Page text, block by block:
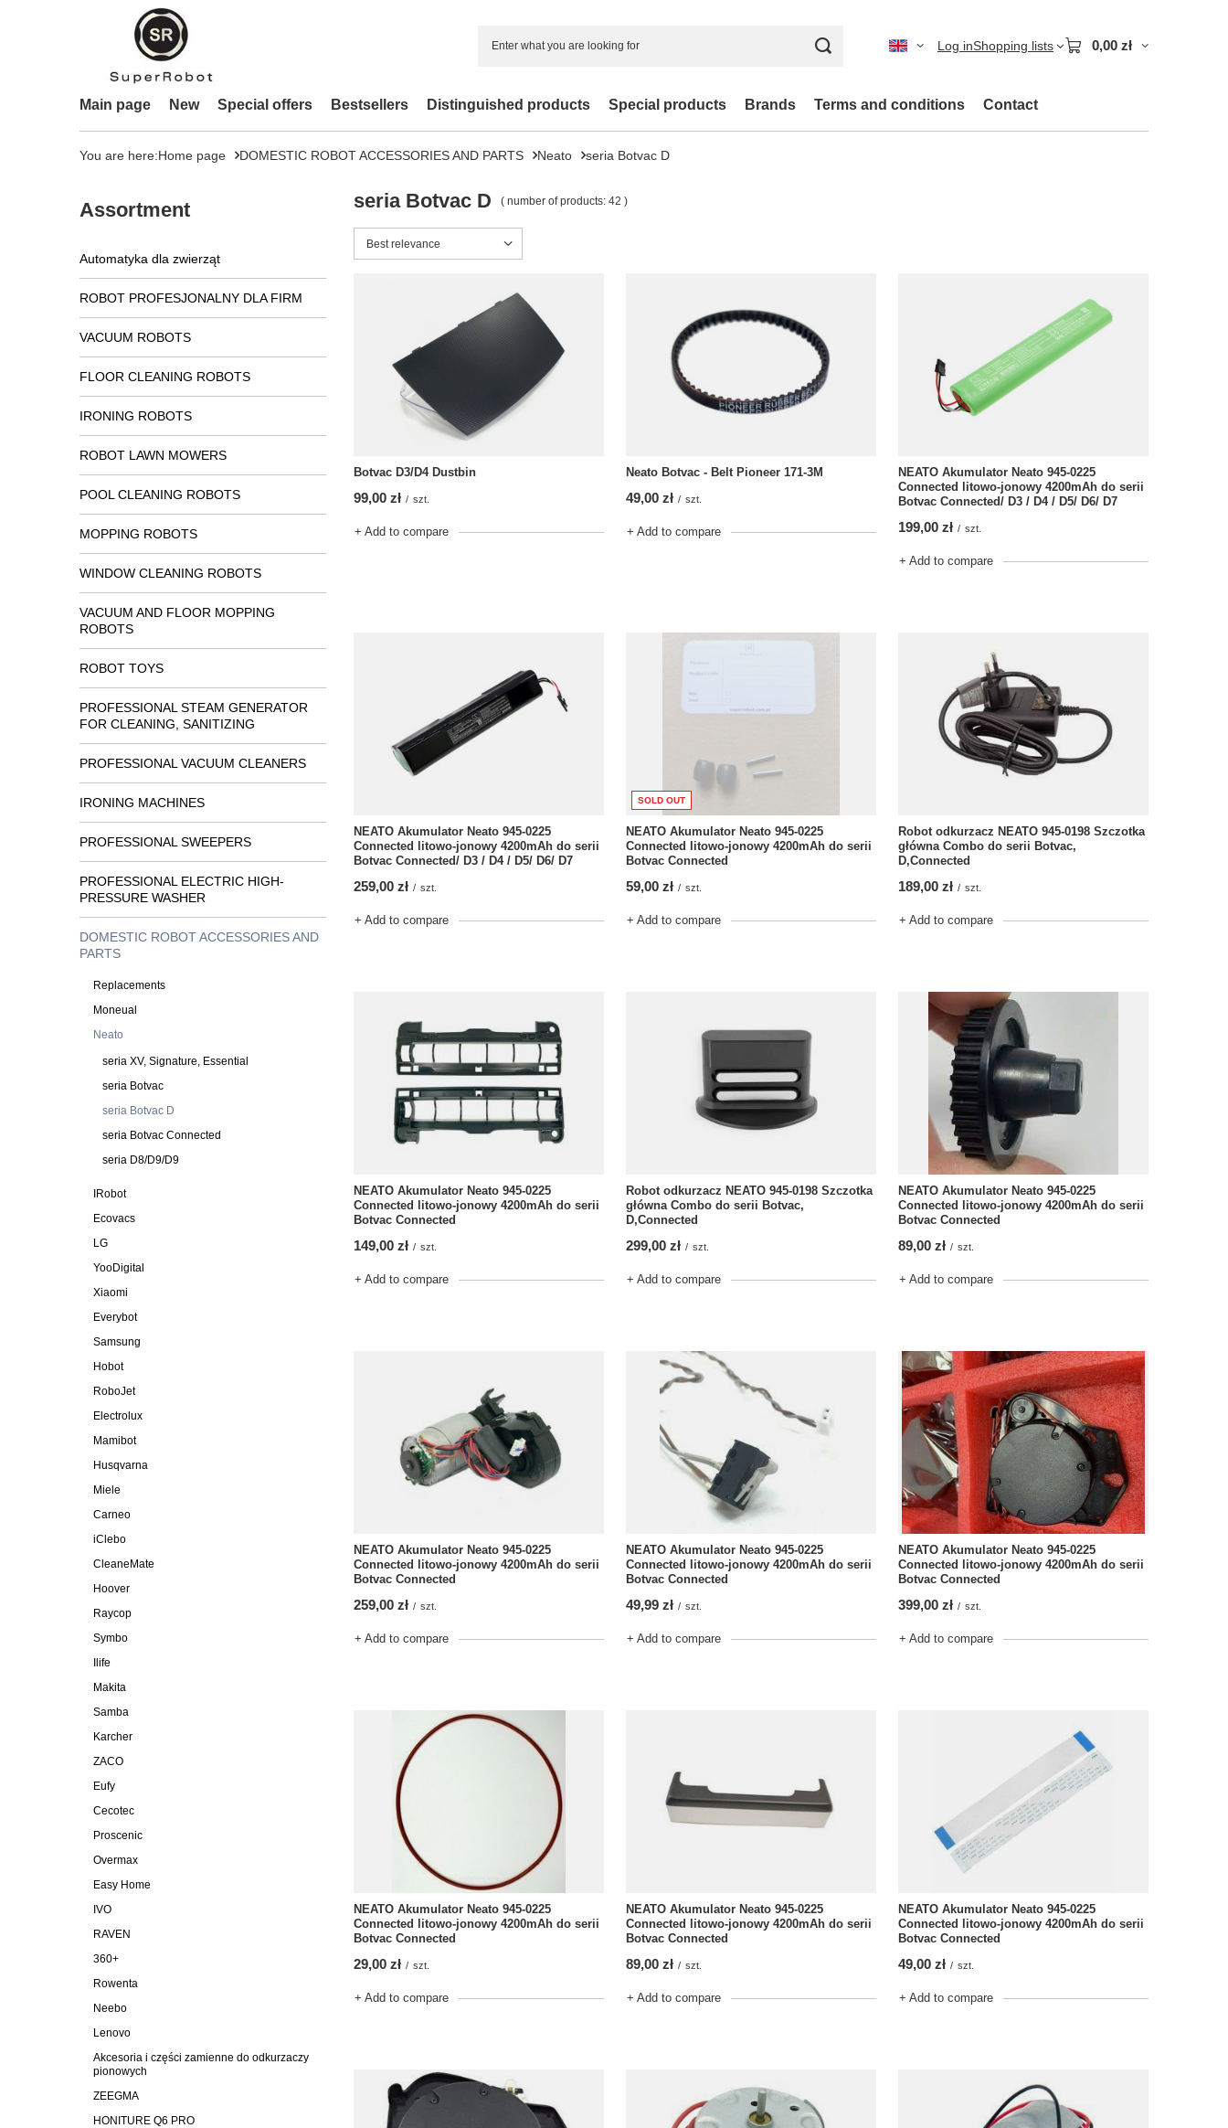
Log inShopping lists 0,00 zł
Main page New Special offers Bestsellers Distinguished products Special products Brands Terms and conditions Contact
You are here:Home page DOMESTIC ROBOT ACCESSORIES AND PARTS Neato seria Botvac D
Assortment
Automatyka dla zwierząt
ROBOT PROFESJONALNY DLA FIRM
VACUUM ROBOTS
FLOOR CLEANING ROBOTS
IRONING ROBOTS
ROBOT LAWN MOWERS
POOL CLEANING ROBOTS
MOPPING ROBOTS
WINDOW CLEANING ROBOTS
VACUUM AND FLOOR MOPPING
ROBOTS
ROBOT TOYS
PROFESSIONAL STEAM GENERATOR
FOR CLEANING, SANITIZING
PROFESSIONAL VACUUM CLEANERS
IRONING MACHINES
PROFESSIONAL SWEEPERS
PROFESSIONAL ELECTRIC HIGH-
PRESSURE WASHER
DOMESTIC ROBOT ACCESSORIES AND
PARTS
Replacements
Moneual
Neato
seria XV, Signature, Essential
seria Botvac
seria Botvac D
seria Botvac Connected
seria D8/D9/D9
IRobot
Ecovacs
LG
YooDigital
Xiaomi
Everybot
Samsung
Hobot
RoboJet
Electrolux
Mamibot
Husqvarna
Miele
Carneo
iClebo
CleaneMate
Hoover
Raycop
Symbo
Ilife
Makita
Samba
Karcher
ZACO
Eufy
Cecotec
Proscenic
Overmax
Easy Home
IVO
RAVEN
360+
Rowenta
Neebo
Lenovo
Akcesoria i części zamienne do odkurzaczy
pionowych
ZEEGMA
HONITURE Q6 PRO
seria Botvac D ( number of products: 42 )
Change sorting
Best relevance
Botvac D3/D4 Dustbin
99,00 zł / szt.
+ Add to compare
Neato Botvac - Belt Pioneer 171-3M
49,00 zł / szt.
+ Add to compare
NEATO Akumulator Neato 945-0225
Connected litowo-jonowy 4200mAh do serii
Botvac Connected/ D3 / D4 / D5/ D6/ D7
199,00 zł / szt.
+ Add to compare
NEATO Akumulator Neato 945-0225
Connected litowo-jonowy 4200mAh do serii
Botvac Connected/ D3 / D4 / D5/ D6/ D7
259,00 zł / szt.
+ Add to compare
SOLD OUT
NEATO Akumulator Neato 945-0225
Connected litowo-jonowy 4200mAh do serii
Botvac Connected
59,00 zł / szt.
+ Add to compare
Robot odkurzacz NEATO 945-0198 Szczotka
główna Combo do serii Botvac,
D,Connected
189,00 zł / szt.
+ Add to compare
NEATO Akumulator Neato 945-0225
Connected litowo-jonowy 4200mAh do serii
Botvac Connected
149,00 zł / szt.
+ Add to compare
Robot odkurzacz NEATO 945-0198 Szczotka
główna Combo do serii Botvac,
D,Connected
299,00 zł / szt.
+ Add to compare
NEATO Akumulator Neato 945-0225
Connected litowo-jonowy 4200mAh do serii
Botvac Connected
89,00 zł / szt.
+ Add to compare
NEATO Akumulator Neato 945-0225
Connected litowo-jonowy 4200mAh do serii
Botvac Connected
259,00 zł / szt.
+ Add to compare
NEATO Akumulator Neato 945-0225
Connected litowo-jonowy 4200mAh do serii
Botvac Connected
49,99 zł / szt.
+ Add to compare
NEATO Akumulator Neato 945-0225
Connected litowo-jonowy 4200mAh do serii
Botvac Connected
399,00 zł / szt.
+ Add to compare
NEATO Akumulator Neato 945-0225
Connected litowo-jonowy 4200mAh do serii
Botvac Connected
29,00 zł / szt.
+ Add to compare
NEATO Akumulator Neato 945-0225
Connected litowo-jonowy 4200mAh do serii
Botvac Connected
89,00 zł / szt.
+ Add to compare
NEATO Akumulator Neato 945-0225
Connected litowo-jonowy 4200mAh do serii
Botvac Connected
49,00 zł / szt.
+ Add to compare